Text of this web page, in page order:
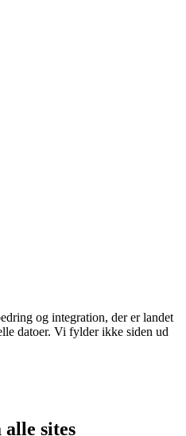
og integration, der er landet
datoer. Vi fylder ikke siden ud
alle sites